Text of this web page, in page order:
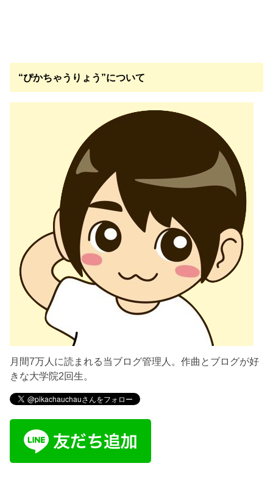
“ぴかちゃうりょう”について
月間7万人に読まれる当ブログ管理人。作曲とブログが好
きな大学院2回生。